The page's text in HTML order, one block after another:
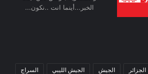
الخبر...أينما انت ..نكون...
الجزائر الجيش الجيش الليبي السراج